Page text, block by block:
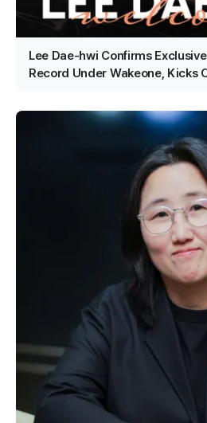
Lee Dae-hwi Confirms
Record Under Wakeone, Kicks